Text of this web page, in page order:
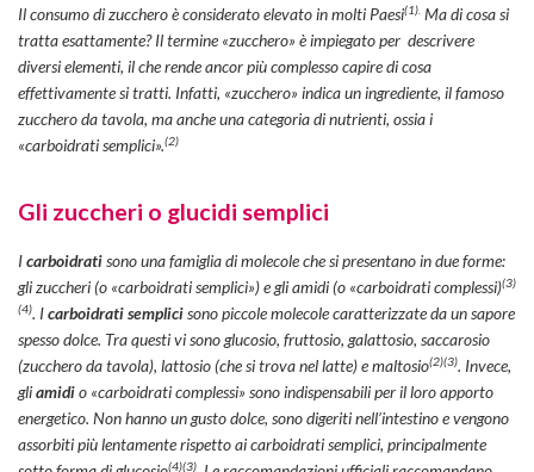
Il consumo di zucchero è considerato elevato in molti Paesi(1). Ma di cosa si
tratta esattamente? Il termine «zucchero» è impiegato per descrivere
diversi elementi, il che rende ancor più complesso capire di cosa
effettivamente si tratti. Infatti, «zucchero» indica un ingrediente, il famoso
zucchero da tavola, ma anche una categoria di nutrienti, ossia i
«carboidrati semplici».(2)
Gli zuccheri o glucidi semplici
Icarboidratisono una famiglia di molecole che si presentano in due forme:
gli zuccheri (o «carboidrati semplici») e gli amidi (o «carboidrati complessi)(3)
(4). Icarboidrati semplicisono piccole molecole caratterizzate da un sapore
spesso dolce. Tra questi vi sono glucosio, fruttosio, galattosio, saccarosio
(zucchero da tavola), lattosio (che si trova nel latte) e maltosio(2)(3). Invece,
gliamidio «carboidrati complessi» sono indispensabili per il loro apporto
energetico. Non hanno un gusto dolce, sono digeriti nell’intestino e vengono
assorbiti più lentamente rispetto ai carboidrati semplici, principalmente
(4)(3)